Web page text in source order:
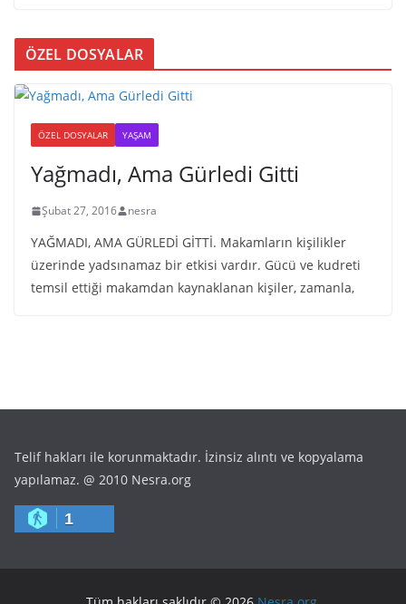
ÖZEL DOSYALAR
ÖZEL DOSYALAR YAŞAM
Yağmadı, Ama Gürledi Gitti
Şubat 27, 2016 nesra
YAĞMADI, AMA GÜRLEDİ GİTTİ. Makamların kişilikler
üzerinde yadsınamaz bir etkisi vardır. Gücü ve kudreti
temsil ettiği makamdan kaynaklanan kişiler, zamanla,
Telif hakları ile korunmaktadır. İzinsiz alıntı ve kopyalama
yapılamaz. @ 2010 Nesra.org
1